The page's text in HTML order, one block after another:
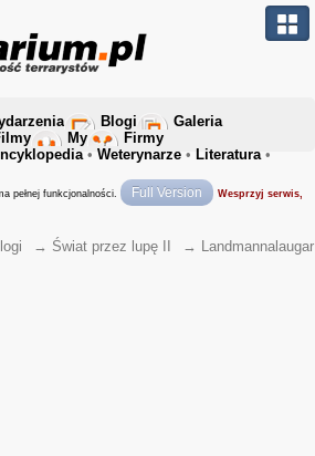
Blogi
Galeria
My
Firmy
• Weterynarze • Literatura•
pełnej funkcjonalności. Full Version Wesprzyj serwis,
→ Świat przez lupę II → Landmannalaugar